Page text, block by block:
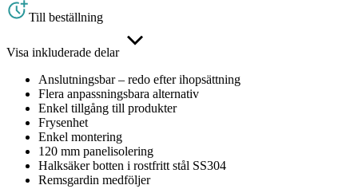
Till beställning
Visa inkluderade delar
Anslutningsbar – redo efter ihopsättning
Flera anpassningsbara alternativ
Enkel tillgång till produkter
Frysenhet
Enkel montering
120 mm panelisolering
Halksäker botten i rostfritt stål SS304
Remsgardin medföljer